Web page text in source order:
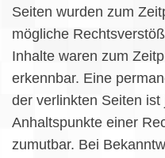
Seiten wurden zum
mögliche
Inhalte waren zum
erkennbar. Eine
der verlinkten Seiten
Anhaltspunkte einer
zumutbar. Bei